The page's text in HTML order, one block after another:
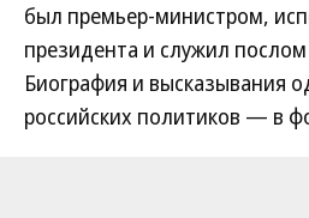
был премьер-министром,
президента и служил
Биография и высказывания
российских политиков — в